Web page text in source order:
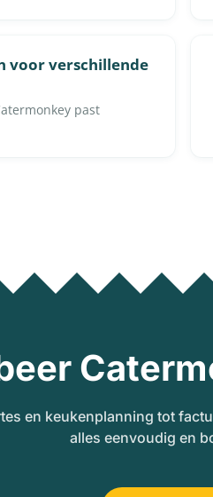
voor verschillende
past
en keukenplanning tot
alles eenvoudig en